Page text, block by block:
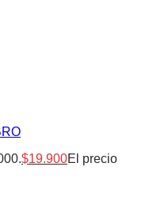
$19.900El precio